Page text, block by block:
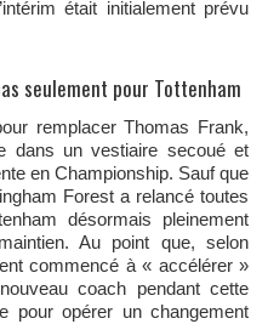
était initialement prévu
seulement pour Tottenham
dans un vestiaire secoué et
en Championship. Sauf que
Forest a relancé toutes
désormais pleinement
Au point que, selon
commencé à « accélérer »
coach pendant cette
pour opérer un changement